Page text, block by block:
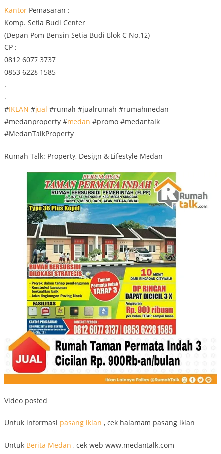
KantorPemasaran :
Komp. Setia Budi Center
(Depan Pom Bensin Setia Budi Blok C No.12)
CP :
0812 6077 3737
0853 6228 1585
.
.
#IKLAN #jual #rumah #jualrumah #rumahmedan
#medanproperty #medan #promo #medantalk
#MedanTalkProperty
Rumah Talk: Property, Design & Lifestyle Medan
Video posted
Untuk informasi pasang iklan , cek halamam pasang iklan
Untuk Berita Medan , cek web www.medantalk.com